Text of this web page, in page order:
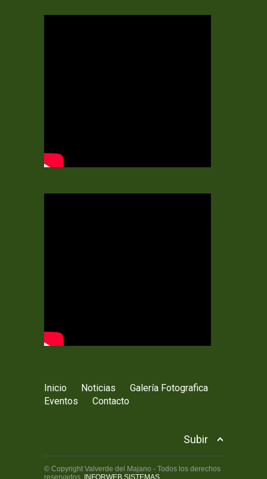
Inicio Noticias
Galería Fotografica
Eventos
Contacto
Subir
© Copyright Valverde del Majano - Todos los derechos
reservados.
INFORWEB SISTEMAS